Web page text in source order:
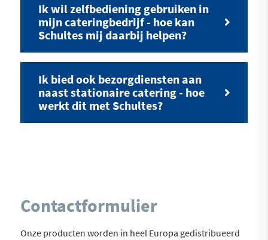
Ik wil zelfbediening gebruiken in
mijn cateringbedrijf - hoe kan
Schultes mij daarbij helpen?
Ik bied ook bezorgdiensten aan
naast stationaire catering - hoe
werkt dit met Schultes?
Contactformulier
Onze producten worden in heel Europa gedistribueerd